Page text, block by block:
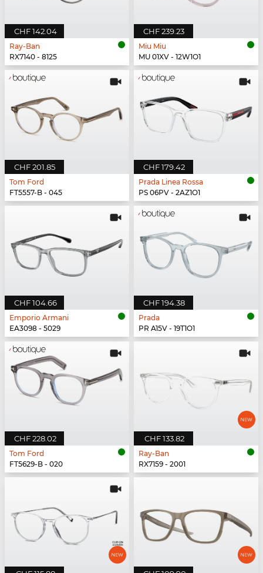
CHF 142.04
Ray-Ban
RX7140 - 8125
CHF 239.23
Miu Miu
MU 01XV - 12W1O1
CHF 201.85
Tom Ford
FT5557-B - 045
CHF 179.42
Prada Linea Rossa
PS 06PV - 2AZ1O1
CHF 104.66
Emporio Armani
EA3098 - 5029
CHF 194.38
Prada
PR A15V - 19T1O1
CHF 228.02
Tom Ford
FT5629-B - 020
CHF 133.82
Ray-Ban
RX7159 - 2001